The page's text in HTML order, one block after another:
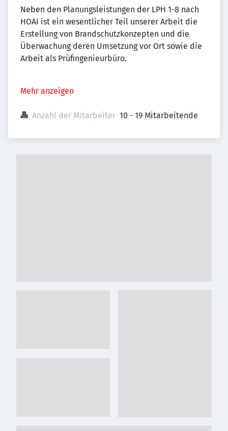
Neben den Planungsleistungen der LPH 1-8 nach
HOAI ist ein wesentlicher Teil unserer Arbeit die
Erstellung von Brandschutzkonzepten und die
Überwachung deren Umsetzung vor Ort sowie die
Arbeit als Prüfingenieurbüro.
Mehr anzeigen
Anzahl der Mitarbeiter 10 - 19 Mitarbeitende